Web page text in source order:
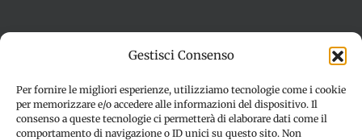
Gestisci Consenso
Per fornire le migliori esperienze, utilizziamo tecnologie come i cookie
per memorizzare e/o accedere alle informazioni del dispositivo. Il
consenso a queste tecnologie ci permetterà di elaborare dati come il
comportamento di navigazione o ID unici su questo sito. Non
Disconoscimento